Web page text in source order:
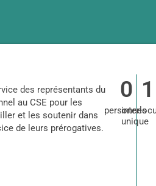
des représentants du
au CSE pour les
et les soutenir dans
de leurs prérogatives.
personnes
0
unique
1